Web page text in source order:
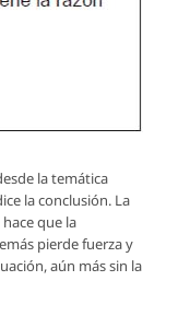
la temática
la conclusión. La
que la
pierde fuerza y
aún más sin la